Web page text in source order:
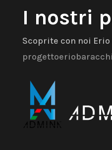
I nostri
Scoprite con noi